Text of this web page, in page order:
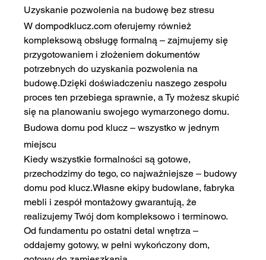
Uzyskanie pozwolenia na budowę bez stresu
W dompodklucz.com oferujemy również
kompleksową obsługę formalną – zajmujemy się
przygotowaniem i złożeniem dokumentów
potrzebnych do uzyskania pozwolenia na
budowę.Dzięki doświadczeniu naszego zespołu
proces ten przebiega sprawnie, a Ty możesz skupić
się na planowaniu swojego wymarzonego domu.
Budowa domu pod klucz – wszystko w jednym
miejscu
Kiedy wszystkie formalności są gotowe,
przechodzimy do tego, co najważniejsze – budowy
domu pod klucz.Własne ekipy budowlane, fabryka
mebli i zespół montażowy gwarantują, że
realizujemy Twój dom kompleksowo i terminowo.
Od fundamentu po ostatni detal wnętrza –
oddajemy gotowy, w pełni wykończony dom,